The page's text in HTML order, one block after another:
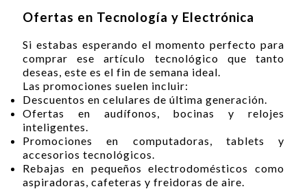
Ofertas en Tecnología y Electrónica
Si estabas esperando el momento perfecto para
comprar ese artículo tecnológico que tanto
deseas, este es el fin de semana ideal.
Las promociones suelen incluir:
Descuentos en celulares de última generación.
Ofertas en audífonos, bocinas y relojes
inteligentes.
Promociones en computadoras, tablets y
accesorios tecnológicos.
Rebajas en pequeños electrodomésticos como
aspiradoras, cafeteras y freidoras de aire.